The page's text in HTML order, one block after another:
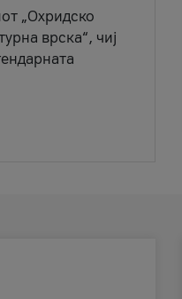
„Охридско
врска“, чиј